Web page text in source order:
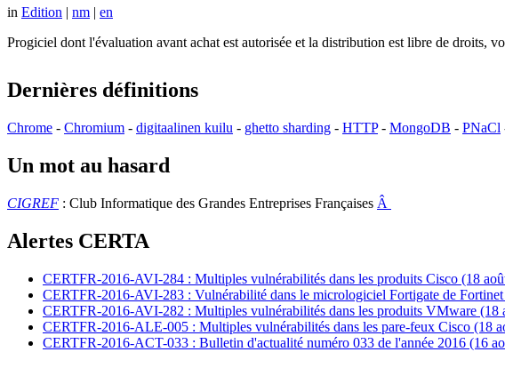
in Edition | nm | en
Progiciel dont l'évaluation avant achat est autorisée et la distribution est libre de droits,
Dernières définitions
Chrome - Chromium - digitaalinen kuilu - ghetto sharding - HTTP- MongoDB - PNaCl
Un mot au hasard
CIGREF : Club Informatique des Grandes Entreprises Françaises Â
Alertes CERTA
CERTFR-2016-AVI-284 : Multiples vulnérabilités dans les produits Cisco (18
CERTFR-2016-AVI-283 : Vulnérabilité dans le micrologiciel Fortigate de
CERTFR-2016-AVI-282 : Multiples vulnérabilités dans les produits VMware (18
CERTFR-2016-ALE-005 : Multiples vulnérabilités dans les pare-feux Cisco (18
CERTFR-2016-ACT-033 : Bulletin d'actualité numéro 033 de l'année 2016 (16